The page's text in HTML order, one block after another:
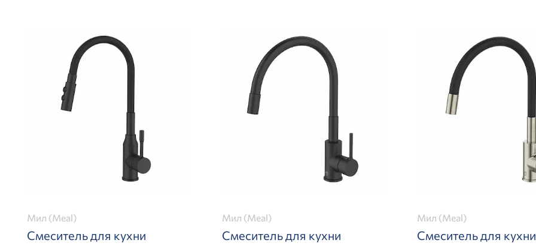
Мил (Meal)
Смеситель для кухни
Мил (Meal)
Смеситель для кухни
Мил (Meal)
Смеситель для кухни